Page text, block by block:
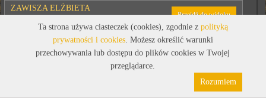
ZAWISZA ELŻBIETA
Przejdź do widoku
ur.21.03.1953
02.04.2020
żył(a)67lat
Polityka prywatności
Ta strona używa ciasteczek (cookies), zgodnie z polityką
prywatności i cookies. Możesz określić warunki
przechowywania lub dostępu do plików cookies w Twojej
przeglądarce.
Rozumiem